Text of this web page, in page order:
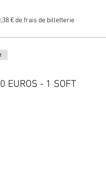
€ de frais de billetterie
EUROS - 1 SOFT